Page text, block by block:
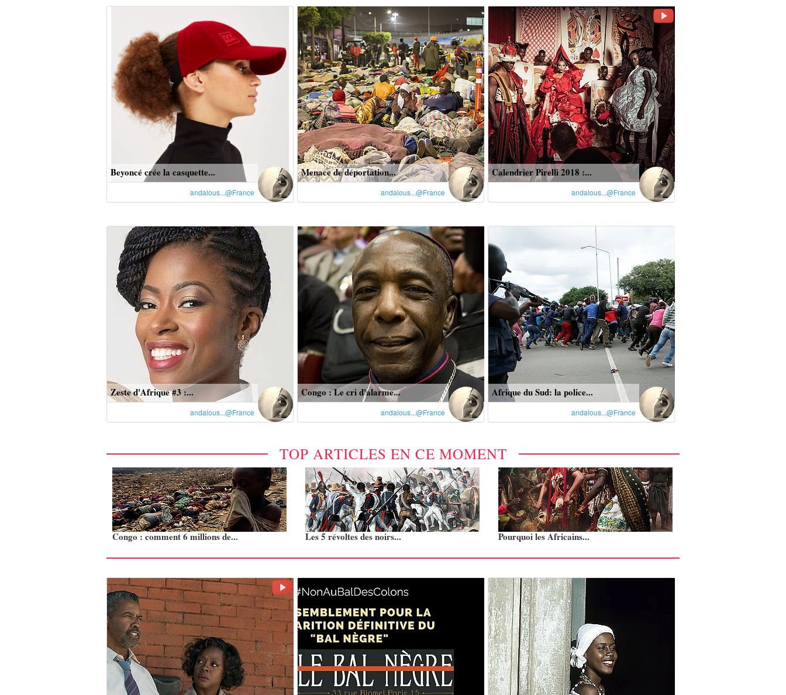
Beyoncé crée la casquette...
andalous...@France
Menace de déportation...
andalous...@France
Calendrier Pirelli 2018 :...
andalous...@France
Zeste d'Afrique #3 :...
andalous...@France
Congo : Le cri d'alarme...
andalous...@France
Afrique du Sud: la police...
andalous...@France
TOP ARTICLES EN CE MOMENT
Congo : comment 6 millions de... Les 5 révoltes des noirs... Pourquoi les Africains...